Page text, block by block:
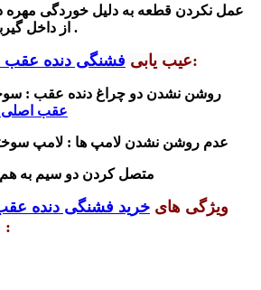
از داخل گیربکس ساییدگی پیدا کرده .
عیب یابی فشنگی دنده :
- روشن نشدن دو چراغ دنده عقب :
عقب اصلی
-عدم روشن نشدن لامپ ها : لامپ
ویژگی های خرید فشنگی دنده
فروشگاه کی ام سی :